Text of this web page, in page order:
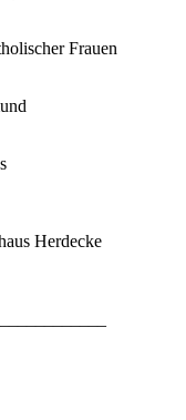
Frauen
Herdecke